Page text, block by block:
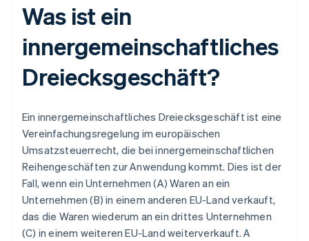
Was ist ein
innergemeinschaftliches
Dreiecksgeschäft?
Ein innergemeinschaftliches Dreiecksgeschäft ist eine
Vereinfachungsregelung im europäischen
Umsatzsteuerrecht, die bei innergemeinschaftlichen
Reihengeschäften zur Anwendung kommt. Dies ist der
Fall, wenn ein Unternehmen (A) Waren an ein
Unternehmen (B) in einem anderen EU-Land verkauft,
das die Waren wiederum an ein drittes Unternehmen
(C) in einem weiteren EU-Land weiterverkauft. A